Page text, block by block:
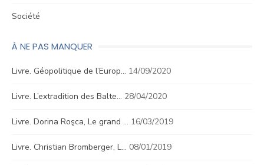
Société
À NE PAS MANQUER
Livre. Géopolitique de l’Europ… 14/09/2020
Livre. L’extradition des Balte… 28/04/2020
Livre. Dorina Roşca, Le grand … 16/03/2019
Livre. Christian Bromberger, L… 08/01/2019